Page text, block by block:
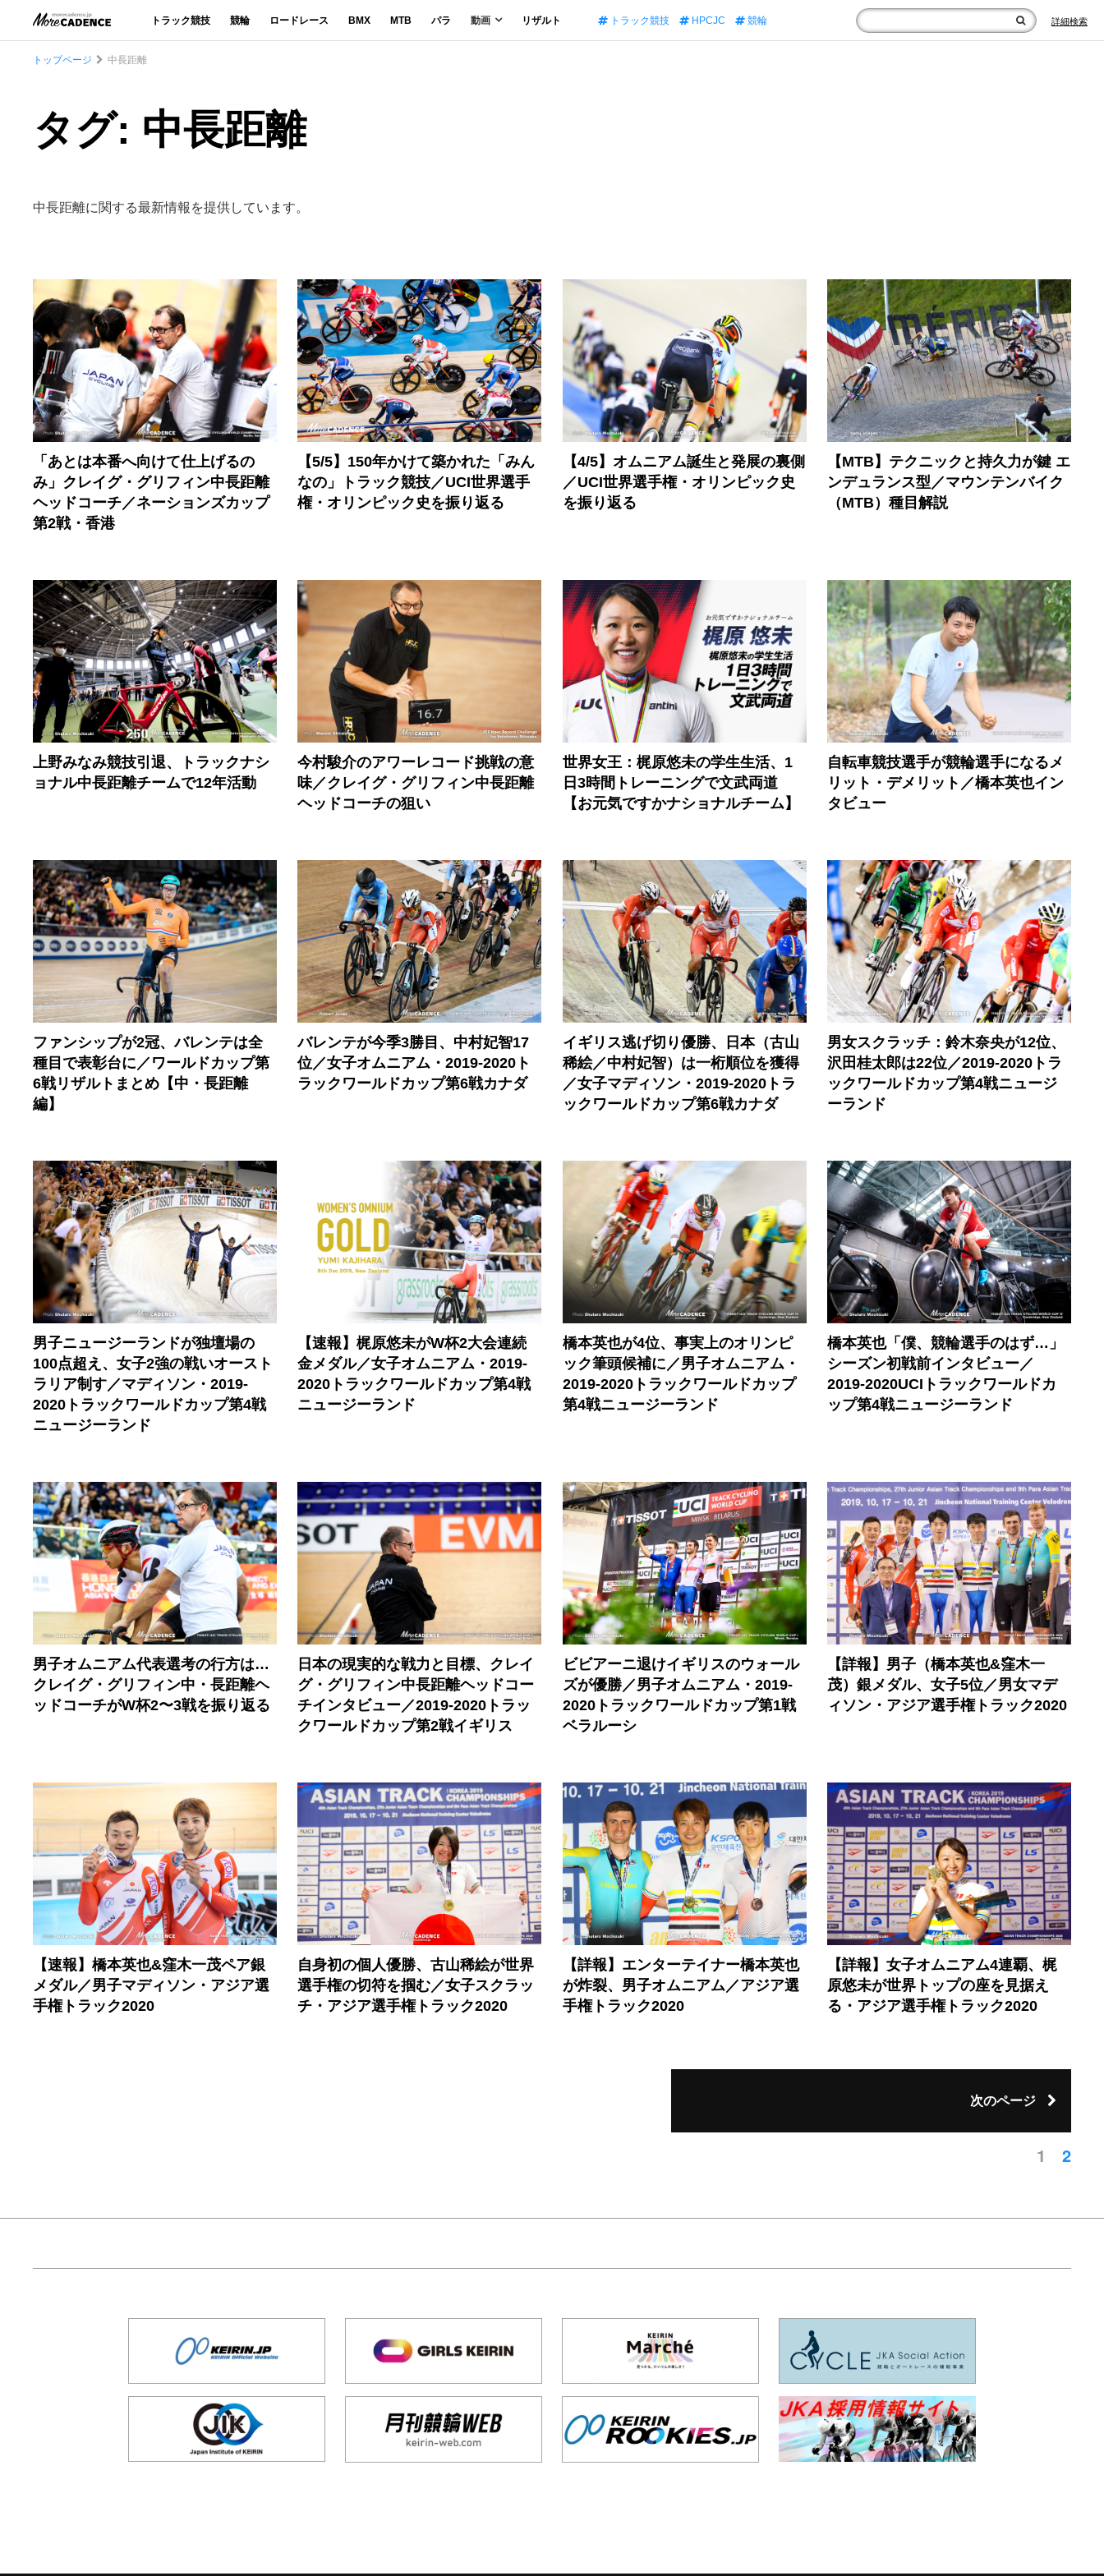
トラック競技 競輪 ロードレース BMX MTB パラ 動画 リザルト トラック競技 HPCJC 競輪 詳細検索
トップページ 中長距離
タグ: 中長距離
中長距離に関する最新情報を提供しています。
「あとは本番へ向けて仕上げるの
み」クレイグ・グリフィン中長距離
ヘッドコーチ／ネーションズカップ
第2戦・香港
【5/5】150年かけて築かれた「みん
なの」トラック競技／UCI世界選手
権・オリンピック史を振り返る
【4/5】オムニアム誕生と発展の裏側
／UCI世界選手権・オリンピック史
を振り返る
【MTB】テクニックと持久力が鍵 エ
ンデュランス型／マウンテンバイク
（MTB）種目解説
上野みなみ競技引退、トラックナシ
ョナル中長距離チームで12年活動
今村駿介のアワーレコード挑戦の意
味／クレイグ・グリフィン中長距離
ヘッドコーチの狙い
世界女王：梶原悠未の学生生活、1
日3時間トレーニングで文武両道
【お元気ですかナショナルチーム】
自転車競技選手が競輪選手になるメ
リット・デメリット／橋本英也イン
タビュー
ファンシップが2冠、バレンテは全
種目で表彰台に／ワールドカップ第
6戦リザルトまとめ【中・長距離
編】
バレンテが今季3勝目、中村妃智17
位／女子オムニアム・2019-2020ト
ラックワールドカップ第6戦カナダ
イギリス逃げ切り優勝、日本（古山
稀絵／中村妃智）は一桁順位を獲得
／女子マディソン・2019-2020トラ
ックワールドカップ第6戦カナダ
男女スクラッチ：鈴木奈央が12位、
沢田桂太郎は22位／2019-2020トラ
ックワールドカップ第4戦ニュージ
ーランド
男子ニュージーランドが独壇場の
100点超え、女子2強の戦いオースト
ラリア制す／マディソン・2019-
2020トラックワールドカップ第4戦
ニュージーランド
【速報】梶原悠未がW杯2大会連続
金メダル／女子オムニアム・2019-
2020トラックワールドカップ第4戦
ニュージーランド
橋本英也が4位、事実上のオリンピ
ック筆頭候補に／男子オムニアム・
2019-2020トラックワールドカップ
第4戦ニュージーランド
橋本英也「僕、競輪選手のはず…」
シーズン初戦前インタビュー／
2019-2020UCIトラックワールドカ
ップ第4戦ニュージーランド
男子オムニアム代表選考の行方は…
クレイグ・グリフィン中・長距離ヘ
ッドコーチがW杯2〜3戦を振り返る
日本の現実的な戦力と目標、クレイ
グ・グリフィン中長距離ヘッドコー
チインタビュー／2019-2020トラッ
クワールドカップ第2戦イギリス
ビビアーニ退けイギリスのウォール
ズが優勝／男子オムニアム・2019-
2020トラックワールドカップ第1戦
ベラルーシ
【詳報】男子（橋本英也&窪木一
茂）銀メダル、女子5位／男女マデ
ィソン・アジア選手権トラック2020
【速報】橋本英也&窪木一茂ペア銀
メダル／男子マディソン・アジア選
手権トラック2020
自身初の個人優勝、古山稀絵が世界
選手権の切符を掴む／女子スクラッ
チ・アジア選手権トラック2020
【詳報】エンターテイナー橋本英也
が炸裂、男子オムニアム／アジア選
手権トラック2020
【詳報】女子オムニアム4連覇、梶
原悠未が世界トップの座を見据え
る・アジア選手権トラック2020
次のページ
1 2